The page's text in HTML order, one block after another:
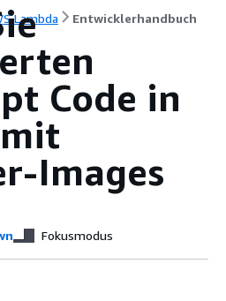
Lambda Entwicklerhandbuch
Code in
Images
Fokusmodus